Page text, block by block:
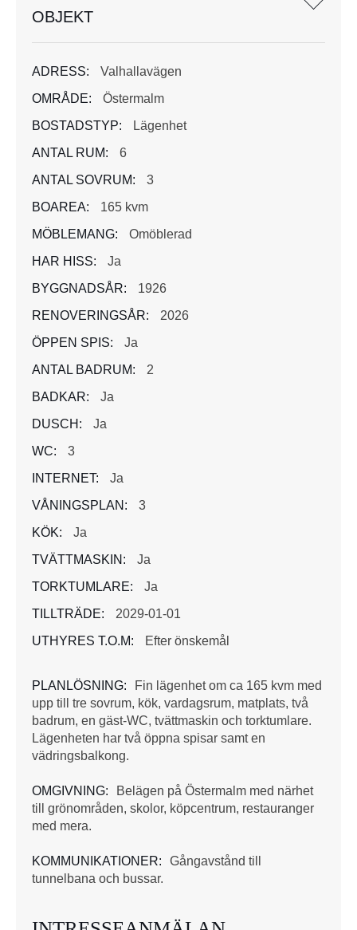
OBJEKT
ADRESS:
Valhallavägen
OMRÅDE:
Östermalm
BOSTADSTYP:
Lägenhet
ANTAL RUM:
6
ANTAL SOVRUM:
3
BOAREA:
165 kvm
MÖBLEMANG:
Omöblerad
HAR HISS:
Ja
BYGGNADSÅR:
1926
RENOVERINGSÅR:
2026
ÖPPEN SPIS:
Ja
ANTAL BADRUM:
2
BADKAR:
Ja
DUSCH:
Ja
WC:
3
INTERNET:
Ja
VÅNINGSPLAN:
3
KÖK:
Ja
TVÄTTMASKIN:
Ja
TORKTUMLARE:
Ja
TILLTRÄDE:
2029-01-01
UTHYRES T.O.M:
Efter önskemål
PLANLÖSNING:
Fin lägenhet om ca 165 kvm med
upp till tre sovrum, kök, vardagsrum, matplats, två
badrum, en gäst-WC, tvättmaskin och torktumlare.
Lägenheten har två öppna spisar samt en
vädringsbalkong.
OMGIVNING:
Belägen på Östermalm med närhet
till grönområden, skolor, köpcentrum, restauranger
med mera.
KOMMUNIKATIONER:
Gångavstånd till
tunnelbana och bussar.